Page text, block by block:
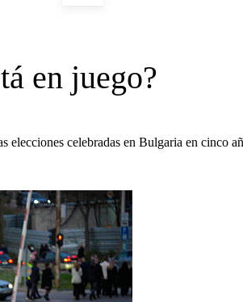
en juego?
celebradas en Bulgaria en cinco